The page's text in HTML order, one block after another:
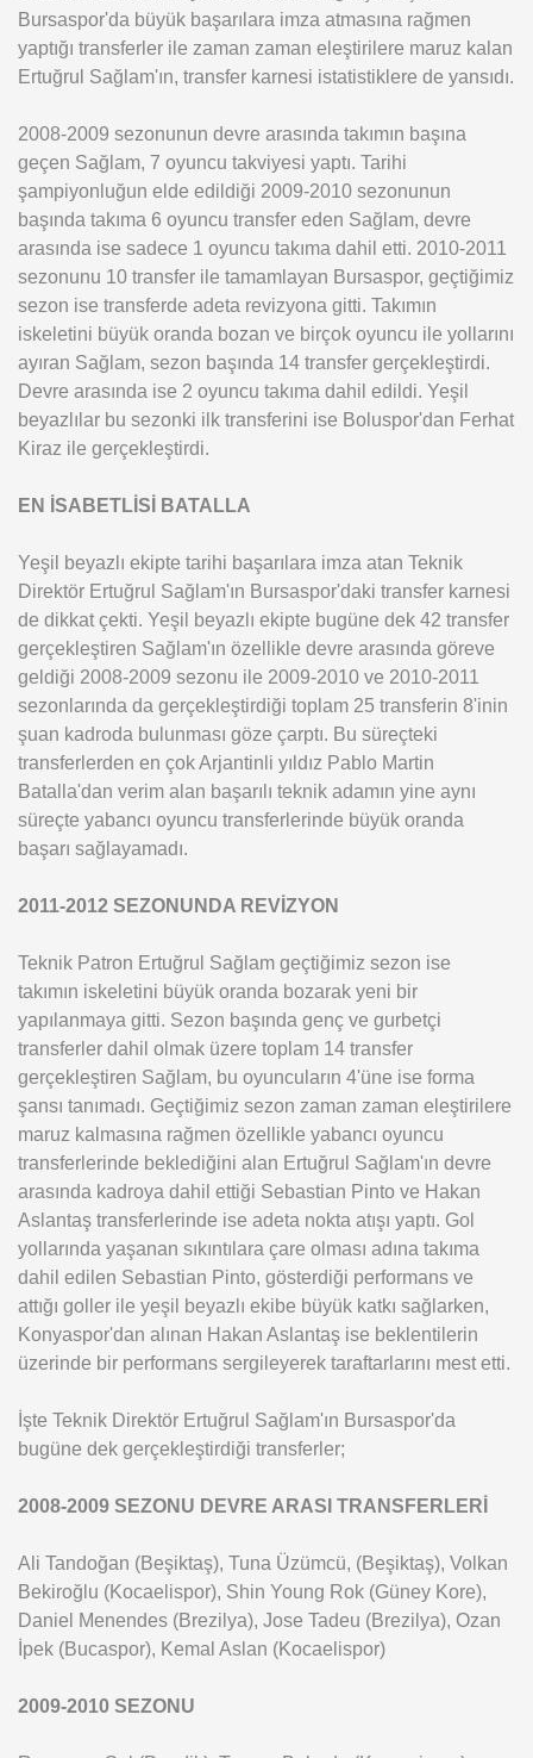
Bursaspor'da büyük başarılara imza atmasına rağmen
yaptığı transferler ile zaman zaman eleştirilere maruz kalan
Ertuğrul Sağlam'ın, transfer karnesi istatistiklere de yansıdı.
2008-2009 sezonunun devre arasında takımın başına
geçen Sağlam, 7 oyuncu takviyesi yaptı. Tarihi
şampiyonluğun elde edildiği 2009-2010 sezonunun
başında takıma 6 oyuncu transfer eden Sağlam, devre
arasında ise sadece 1 oyuncu takıma dahil etti. 2010-2011
sezonunu 10 transfer ile tamamlayan Bursaspor, geçtiğimiz
sezon ise transferde adeta revizyona gitti. Takımın
iskeletini büyük oranda bozan ve birçok oyuncu ile yollarını
ayıran Sağlam, sezon başında 14 transfer gerçekleştirdi.
Devre arasında ise 2 oyuncu takıma dahil edildi. Yeşil
beyazlılar bu sezonki ilk transferini ise Boluspor'dan Ferhat
Kiraz ile gerçekleştirdi.
EN İSABETLİSİ BATALLA
Yeşil beyazlı ekipte tarihi başarılara imza atan Teknik
Direktör Ertuğrul Sağlam'ın Bursaspor'daki transfer karnesi
de dikkat çekti. Yeşil beyazlı ekipte bugüne dek 42 transfer
gerçekleştiren Sağlam'ın özellikle devre arasında göreve
geldiği 2008-2009 sezonu ile 2009-2010 ve 2010-2011
sezonlarında da gerçekleştirdiği toplam 25 transferin 8'inin
şuan kadroda bulunması göze çarptı. Bu süreçteki
transferlerden en çok Arjantinli yıldız Pablo Martin
Batalla'dan verim alan başarılı teknik adamın yine aynı
süreçte yabancı oyuncu transferlerinde büyük oranda
başarı sağlayamadı.
2011-2012 SEZONUNDA REVİZYON
Teknik Patron Ertuğrul Sağlam geçtiğimiz sezon ise
takımın iskeletini büyük oranda bozarak yeni bir
yapılanmaya gitti. Sezon başında genç ve gurbetçi
transferler dahil olmak üzere toplam 14 transfer
gerçekleştiren Sağlam, bu oyuncuların 4'üne ise forma
şansı tanımadı. Geçtiğimiz sezon zaman zaman eleştirilere
maruz kalmasına rağmen özellikle yabancı oyuncu
transferlerinde beklediğini alan Ertuğrul Sağlam'ın devre
arasında kadroya dahil ettiği Sebastian Pinto ve Hakan
Aslantaş transferlerinde ise adeta nokta atışı yaptı. Gol
yollarında yaşanan sıkıntılara çare olması adına takıma
dahil edilen Sebastian Pinto, gösterdiği performans ve
attığı goller ile yeşil beyazlı ekibe büyük katkı sağlarken,
Konyaspor'dan alınan Hakan Aslantaş ise beklentilerin
üzerinde bir performans sergileyerek taraftarlarını mest etti.
İşte Teknik Direktör Ertuğrul Sağlam'ın Bursaspor'da
bugüne dek gerçekleştirdiği transferler;
2008-2009 SEZONU DEVRE ARASI TRANSFERLERİ
Ali Tandoğan (Beşiktaş), Tuna Üzümcü, (Beşiktaş), Volkan
Bekiroğlu (Kocaelispor), Shin Young Rok (Güney Kore),
Daniel Menendes (Brezilya), Jose Tadeu (Brezilya), Ozan
İpek (Bucaspor), Kemal Aslan (Kocaelispor)
2009-2010 SEZONU